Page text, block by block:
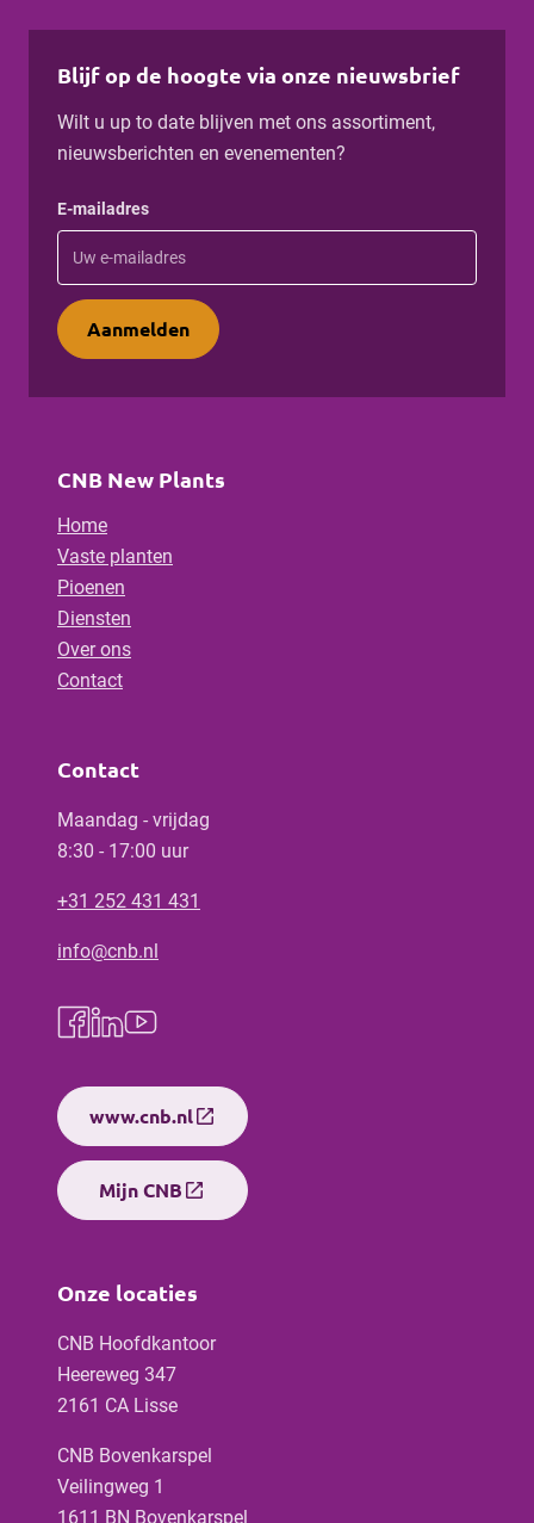
CNB New Plants
Home
Vaste planten
Pioenen
Diensten
Over ons
Contact
Contact
Maandag - vrijdag
8:30 - 17:00 uur
+31 252 431 431
info@cnb.nl
www.cnb.nlopen_in_new
Mijn CNB open_in_new
Onze locaties
CNB Hoofdkantoor
Heereweg 347
2161 CA Lisse
CNB Bovenkarspel
Veilingweg 1
1611 BN Bovenkarspel
Blijf op de hoogte via onze nieuwsbrief
Wilt u up to date blijven met ons assortiment,
nieuwsberichten en evenementen?
E-mailadres
Aanmelden